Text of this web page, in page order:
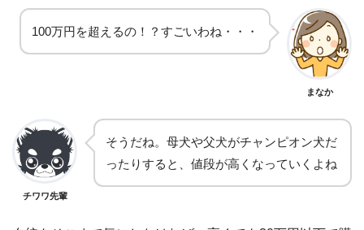
100万円を超えるの！？すごいわね・・・
まなか
チワワ先輩
そうだね。母犬や父犬がチャンピオン犬だ
ったりすると、値段が高くなっていくよね